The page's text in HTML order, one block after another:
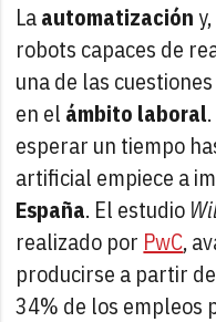
Laautomatización
robots capaces de
una de las
en el ámbito laboral
esperar un tiempo
artificial empiece a
España. El estudio
realizado por PwC,
producirse a partir
34% de los empleos